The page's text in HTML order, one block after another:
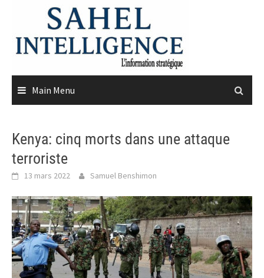
content
Main Menu
Kenya: cinq morts dans une attaque
terroriste
13 mars 2022 Samuel Benshimon